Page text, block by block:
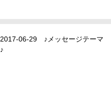
2017-06-29 ♪メッセージテーマ
♪